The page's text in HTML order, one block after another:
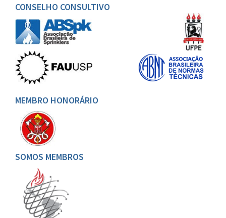
CONSELHO CONSULTIVO
MEMBRO HONORÁRIO
SOMOS MEMBROS